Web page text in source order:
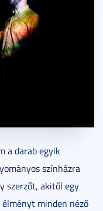
a darab egyik
színházra
szerzőt, akitől egy
minden néző